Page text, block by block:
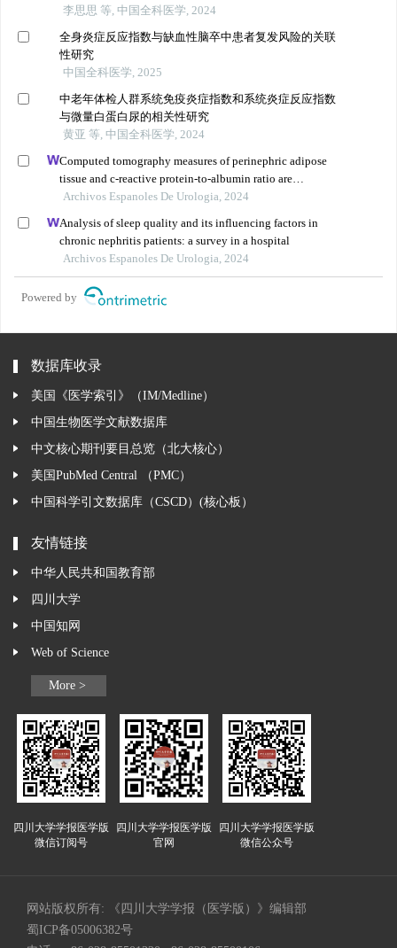
李思思 等, 中国全科医学, 2024
全身炎症反应指数与缺血性脑卒中患者复发风险的关联
性研究
中国全科医学, 2025
中老年体检人群系统免疫炎症指数和系统炎症反应指数
与微量白蛋白尿的相关性研究
黄亚 等, 中国全科医学, 2024
Computed tomography measures of perinephric adipose
tissue and c-reactive protein-to-albumin ratio are
associated with common prognostic models for
Archivos Espanoles De Urologia, 2024
Analysis of sleep quality and its influencing factors in
chronic nephritis patients: a survey in a hospital
Archivos Espanoles De Urologia, 2024
Powered by
数据库收录
美国《医学索引》（IM/Medline）
中国生物医学文献数据库
中文核心期刊要目总览（北大核心）
美国PubMed Central （PMC）
中国科学引文数据库（CSCD）(核心板）
友情链接
中华人民共和国教育部
四川大学
中国知网
Web of Science
More >
四川大学学报医学版
微信订阅号
四川大学学报医学版
官网
四川大学学报医学版
微信公众号
网站版权所有: 《四川大学学报（医学版）》编辑部
蜀ICP备05006382号